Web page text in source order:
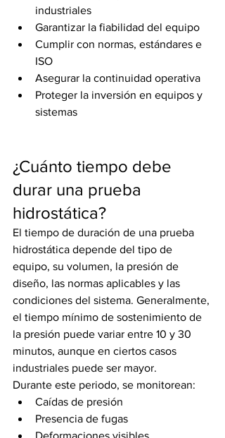
industriales
Garantizar la fiabilidad del equipo
Cumplir con normas, estándares e
ISO
Asegurar la continuidad operativa
Proteger la inversión en equipos y
sistemas
¿Cuánto tiempo debe
durar una prueba
hidrostática?
El tiempo de duración de una prueba
hidrostática depende del tipo de
equipo, su volumen, la presión de
diseño, las normas aplicables y las
condiciones del sistema. Generalmente,
el tiempo mínimo de sostenimiento de
la presión puede variar entre 10 y 30
minutos, aunque en ciertos casos
industriales puede ser mayor.
Durante este periodo, se monitorean:
Caídas de presión
Presencia de fugas
Deformaciones visibles